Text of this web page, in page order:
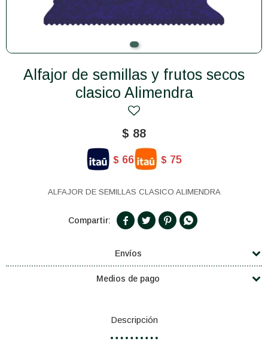
Alfajor de semillas y frutos secos
clasico Alimendra
$ 88
$ 66 $ 75
ALFAJOR DE SEMILLAS CLASICO ALIMENDRA
   
Envíos
Medios de pago
Descripción